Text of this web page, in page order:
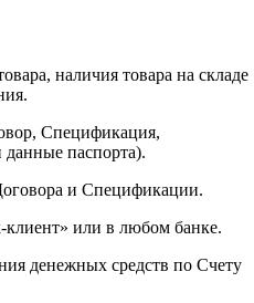
наличия товара на складе
Спецификация,
паспорта).
и Спецификации.
клиент» или в любом банке.
денежных средств по Счету